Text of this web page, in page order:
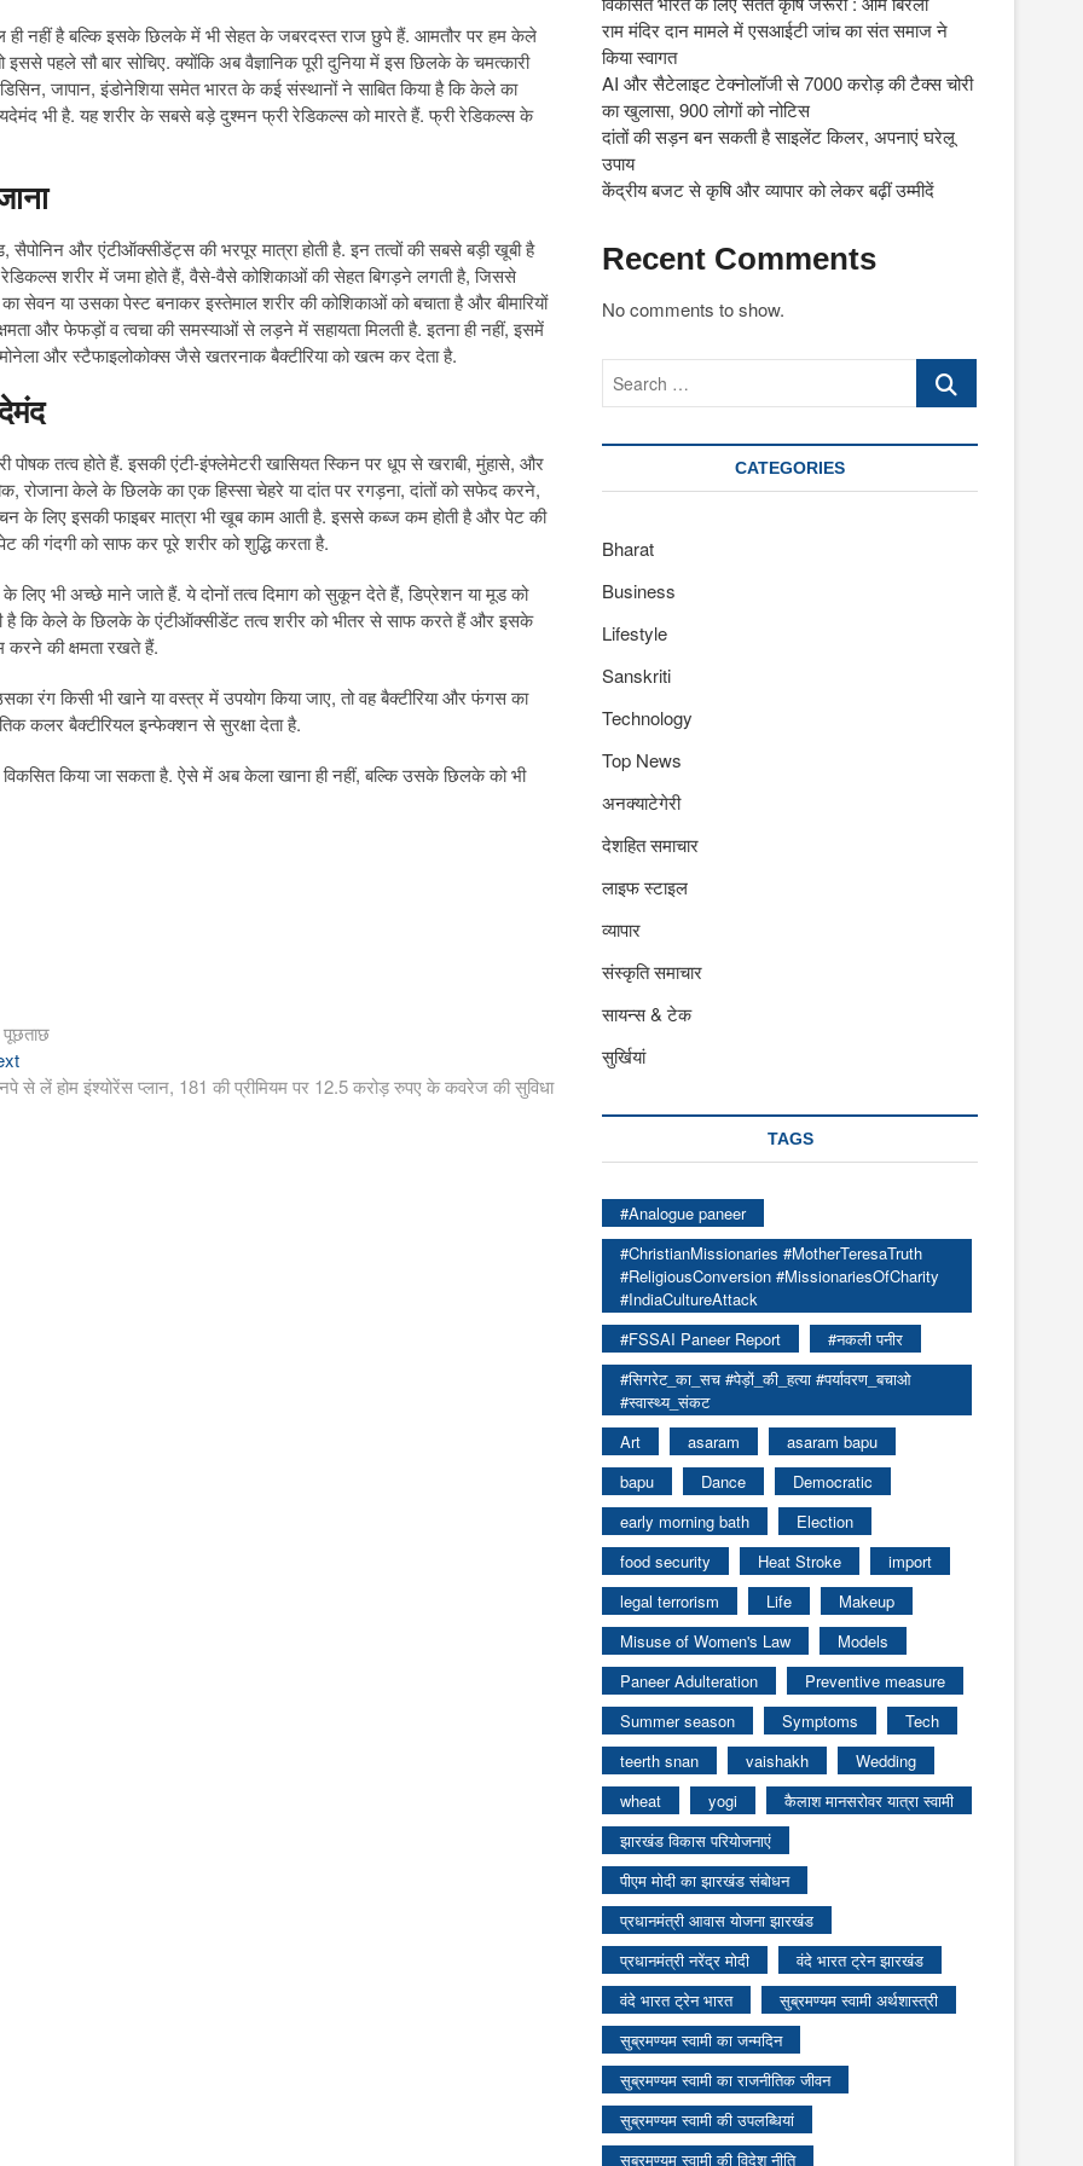
ही नहीं है बल्कि इसके छिलके में भी सेहत के जबरदस्त राज छुपे हैं. आमतौर पर हम केले
सौ बार सोचिए. क्योंकि अब वैज्ञानिक पूरी दुनिया में इस छिलके के चमत्कारी
जापान, इंडोनेशिया समेत भारत के कई संस्थानों ने साबित किया है कि केले का
भी है. यह शरीर के सबसे बड़े दुश्मन फ्री रेडिकल्स को मारते हैं. फ्री रेडिकल्स के
और एंटीऑक्सीडेंट्स की भरपूर मात्रा होती है. इन तत्वों की सबसे बड़ी खूबी है
शरीर में जमा होते हैं, वैसे-वैसे कोशिकाओं की सेहत बिगड़ने लगती है, जिससे
या उसका पेस्ट बनाकर इस्तेमाल शरीर की कोशिकाओं को बचाता है और बीमारियों
और फेफड़ों व त्वचा की समस्याओं से लड़ने में सहायता मिलती है. इतना ही नहीं, इसमें
और स्टैफाइलोकोक्स जैसे खतरनाक बैक्टीरिया को खत्म कर देता है.
पोषक तत्व होते हैं. इसकी एंटी-इंफ्लेमेटरी खासियत स्किन पर धूप से खराबी, मुंहासे, और
रोजाना केले के छिलके का एक हिस्सा चेहरे या दांत पर रगड़ना, दांतों को सफेद करने,
के लिए इसकी फाइबर मात्रा भी खूब काम आती है. इससे कब्ज कम होती है और पेट की
की गंदगी को साफ कर पूरे शरीर को शुद्धि करता है.
भी अच्छे माने जाते हैं. ये दोनों तत्व दिमाग को सुकून देते हैं, डिप्रेशन या मूड को
है कि केले के छिलके के एंटीऑक्सीडेंट तत्व शरीर को भीतर से साफ करते हैं और इसके
करने की क्षमता रखते हैं.
रंग किसी भी खाने या वस्त्र में उपयोग किया जाए, तो वह बैक्टीरिया और फंगस का
कलर बैक्टीरियल इन्फेक्शन से सुरक्षा देता है.
किया जा सकता है. ऐसे में अब केला खाना ही नहीं, बल्कि उसके छिलके को भी
पूछताछ
Next
post:
से लें होम इंश्योरेंस प्लान, 181 की प्रीमियम पर 12.5 करोड़ रुपए के कवरेज की सुविधा
राम मंदिर दान मामले में एसआईटी जांच का संत समाज ने
किया स्वागत
AI और सैटेलाइट टेक्नोलॉजी से 7000 करोड़ की टैक्स चोरी
का खुलासा, 900 लोगों को नोटिस
दांतों की सड़न बन सकती है साइलेंट किलर, अपनाएं घरेलू
उपाय
केंद्रीय बजट से कृषि और व्यापार को लेकर बढ़ीं उम्मीदें
Recent Comments
No comments to show.
Search
CATEGORIES
Bharat
Business
Lifestyle
Sanskriti
Technology
Top News
अनक्याटेगेरी
देशहित समाचार
लाइफ स्टाइल
व्यापार
संस्कृति समाचार
सायन्स & टेक
सुर्खियां
TAGS
#Analogue paneer
#ChristianMissionaries #MotherTeresaTruth
#ReligiousConversion #MissionariesOfCharity
#IndiaCultureAttack
#FSSAI Paneer Report
#नकली पनीर
#सिगरेट_का_सच #पेड़ों_की_हत्या #पर्यावरण_बचाओ
#स्वास्थ्य_संकट
Art
asaram
asaram bapu
bapu
Dance
Democratic
early morning bath
Election
food security
Heat Stroke
import
legal terrorism
Life
Makeup
Misuse of Women's Law
Models
Paneer Adulteration
Preventive measure
Summer season
Symptoms
Tech
teerth snan
vaishakh
Wedding
wheat
yogi
कैलाश मानसरोवर यात्रा स्वामी
झारखंड विकास परियोजनाएं
पीएम मोदी का झारखंड संबोधन
प्रधानमंत्री आवास योजना झारखंड
प्रधानमंत्री नरेंद्र मोदी
वंदे भारत ट्रेन झारखंड
वंदे भारत ट्रेन भारत
सुब्रमण्यम स्वामी अर्थशास्त्री
सुब्रमण्यम स्वामी का जन्मदिन
सुब्रमण्यम स्वामी का राजनीतिक जीवन
सुब्रमण्यम स्वामी की उपलब्धियां
सुब्रमण्यम स्वामी की विदेश नीति